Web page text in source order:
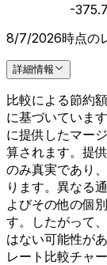
-
8/7/2026時点の
詳細情報
比較による節約
に基づいていま
に提供したマー
算されます。提
のみ真実であり
ります。異なる
よびその他の個
す。したがって
はない可能性が
レート比較チャ